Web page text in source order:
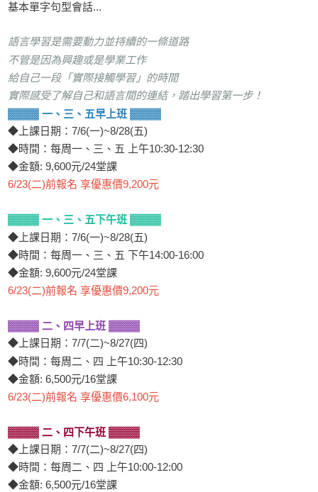
基本單字句型會話...
語言學習是需要動力並持續的一條道路
不管是因為興趣或是學業工作
給自己一段「實際接觸學習」的時間
實際感受了解自己和語言間的連結，踏出學習第一步！
▓▓▓▓一、三、五早上班 ▓▓▓▓
◆上課日期：7/6(一)~8/28(五)
◆時間：每周一、三、五 上午10:30-12:30
◆金額: 9,600元/24堂課
6/23(二)前報名 享優惠價9,200元
▓▓▓▓一、三、五下午班 ▓▓▓▓
◆上課日期：7/6(一)~8/28(五)
◆時間：每周一、三、五 下午14:00-16:00
◆金額: 9,600元/24堂課
6/23(二)前報名 享優惠價9,200元
▓▓▓▓ 二、四早上班 ▓▓▓▓
◆上課日期：7/7(二)~8/27(四)
◆時間：每周二、四 上午10:30-12:30
◆金額: 6,500元/16堂課
6/23(二)前報名 享優惠價6,100元
▓▓▓▓ 二、四下午班 ▓▓▓▓
◆上課日期：7/7(二)~8/27(四)
◆時間：每周二、四 上午10:00-12:00
◆金額: 6,500元/16堂課